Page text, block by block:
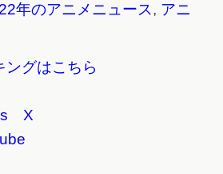
年のアニメニュース, アニ
グはこちら
X